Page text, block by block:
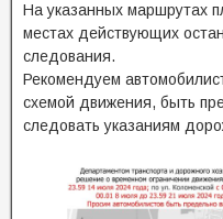
На указанных маршрутах
местах действующих
следования.
Рекомендуем
схемой движения, быть
следовать указаниям